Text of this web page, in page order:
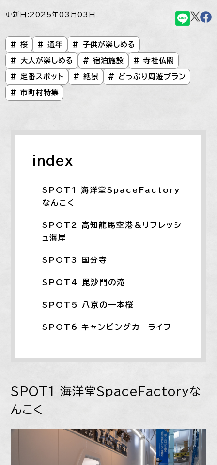
更新日:2025年03月03日
# 桜 # 通年 # 子供が楽しめる
# 大人が楽しめる # 宿泊施設 # 寺社仏閣
# 定番スポット # 絶景 # どっぷり周遊プラン
# 市町村特集
index
SPOT1 海洋堂SpaceFactory
なんこく
SPOT2 高知龍馬空港＆リフレッシ
ュ海岸
SPOT3 国分寺
SPOT4 毘沙門の滝
SPOT5 ​​​​​​​八京の一本桜
SPOT6 キャンピングカーライフ
SPOT1 海洋堂SpaceFactoryな
んこく